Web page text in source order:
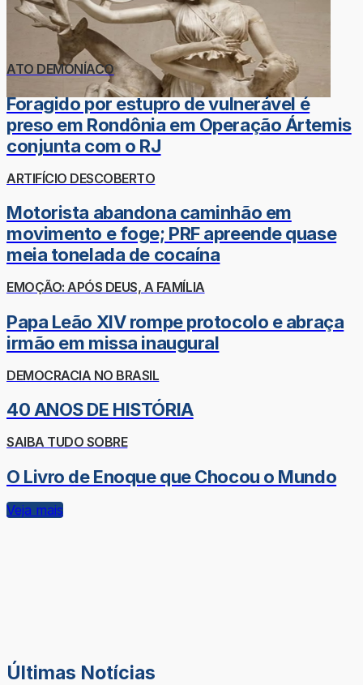
ATO DEMONÍACO
Foragido por estupro de vulnerável é
preso em Rondônia em Operação Ártemis
conjunta com o RJ
ARTIFÍCIO DESCOBERTO
Motorista abandona caminhão em
movimento e foge; PRF apreende quase
meia tonelada de cocaína
EMOÇÃO: APÓS DEUS, A FAMÍLIA
Papa Leão XIV rompe protocolo e abraça
irmão em missa inaugural
DEMOCRACIA NO BRASIL
40 ANOS DE HISTÓRIA
SAIBA TUDO SOBRE
O Livro de Enoque que Chocou o Mundo
Veja mais
Últimas Notícias